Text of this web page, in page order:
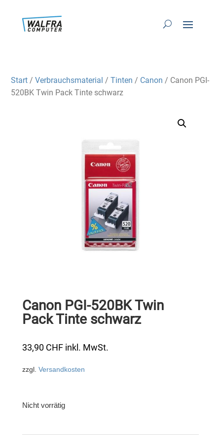
Start /Verbrauchsmaterial /Tinten / Canon / Canon PGI-
520BK Twin Pack Tinte schwarz
Canon PGI-520BK Twin
Pack Tinte schwarz
33,90 CHF inkl. MwSt.
zzgl. Versandkosten
Nicht vorrätig